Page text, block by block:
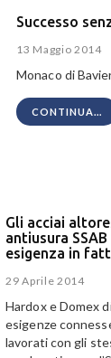
Successo
13 Maggio 2014
Monaco di
CONTINUA...
Gli acciai
antiusura
esigenza in
29 Aprile 2014
Hardox e Domex
esigenze
lavorati con gli